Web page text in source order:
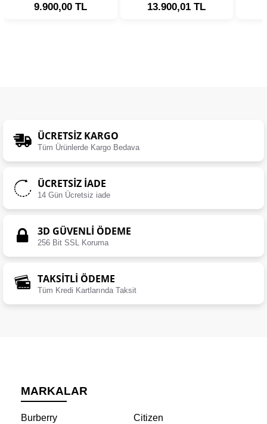
9.900,00 TL 13.900,01 TL
ÜCRETSIZ KARGO
Tüm Ürünlerde Kargo Bedava
ÜCRETSIZ İADE
14 Gün Ücretsiz iade
3D GÜVENLİ ÖDEME
256 Bit SSL Koruma
TAKSİTLİ ÖDEME
Tüm Kredi Kartlarında Taksit
MARKALAR
Burberry
Citizen